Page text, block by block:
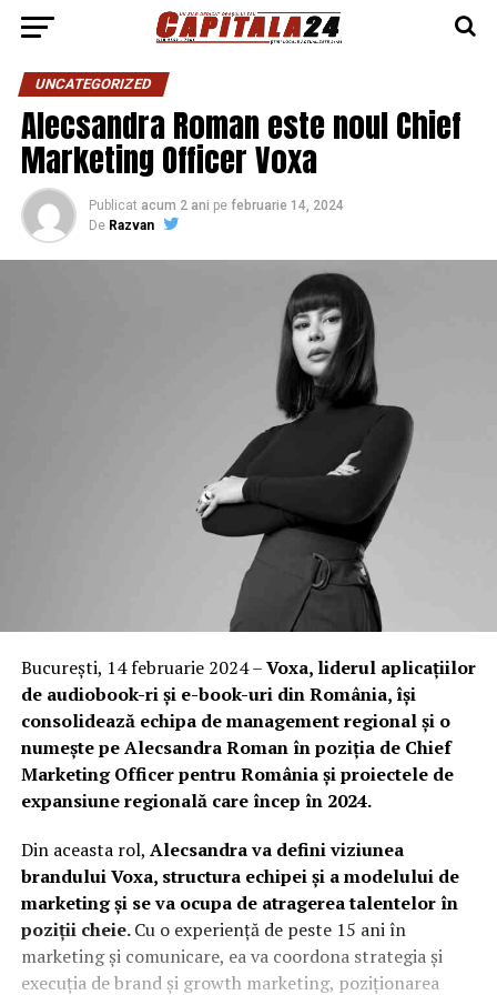
UNCATEGORIZED
Alecsandra Roman este noul Chief
Marketing Officer Voxa
Publicat acum 2 ani pe februarie 14, 2024
De Razvan
București, 14 februarie 2024 –Voxa, liderul aplicațiilor
de audiobook-ri și e-book-uri din România, își
consolidează echipa de management regional și o
numește pe Alecsandra Roman în poziția de Chief
Marketing Officer pentru România și proiectele de
expansiune regională care încep în 2024.
Din aceasta rol, Alecsandra va defini viziunea
brandului Voxa, structura echipei și a modelului de
marketing și se va ocupa de atragerea talentelor în
poziții cheie.Cu o experiență de peste 15 ani în
marketing și comunicare, ea va coordona strategia și
execuția de brand și growth marketing, poziționarea